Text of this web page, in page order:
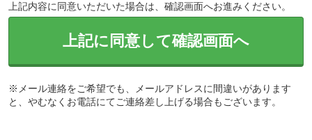
上記内容に同意いただいた場合は、確認画面へお進みください。
上記に同意して確認画面へ
※メール連絡をご希望でも、メールアドレスに間違いがあります
と、やむなくお電話にてご連絡差し上げる場合もございます。